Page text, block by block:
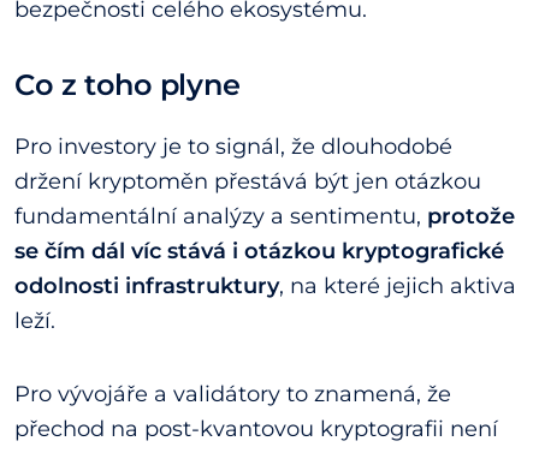
bezpečnosti celého ekosystému.
Co z toho plyne
Pro investory je to signál, že dlouhodobé
držení kryptoměn přestává být jen otázkou
fundamentální analýzy a sentimentu, protože
se čím dál víc stává i otázkou kryptografické
odolnosti infrastruktury, na které jejich aktiva
leží.
Pro vývojáře a validátory to znamená, že
přechod na post-kvantovou kryptografii není